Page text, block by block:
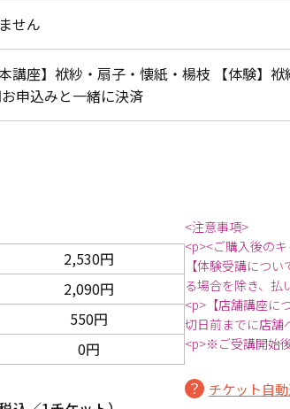
せん
講座】袱紗・扇子・懐紙・楊枝 【体験】
申込みと一緒に決済
2,530円
2,090円
550円
0円
<注意事項>
<p><ご購入後の
【体験受講につ
る場合を除き、払
<p>【店舗講座に
切日前までに店舗
<p>※ご受講開始
チケット自